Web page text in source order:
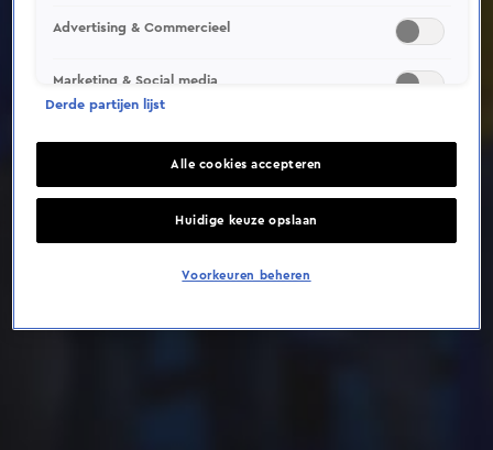
Deze video is niet beschikbaar op je huidige locatie
Advertising & Commercieel
Marketing & Social media
Derde partijen lijst
Alle cookies accepteren
Huidige keuze opslaan
Voorkeuren beheren